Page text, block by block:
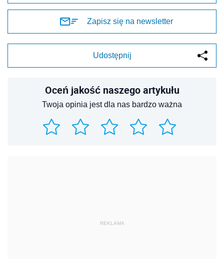
Zapisz się na newsletter
Udostępnij
Oceń jakość naszego artykułu
Twoja opinia jest dla nas bardzo ważna
REKLAMA